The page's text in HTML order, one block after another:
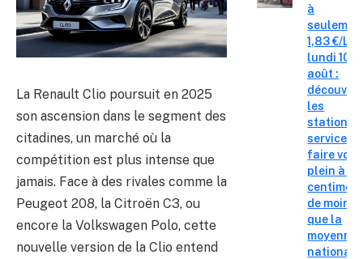
La Renault Clio poursuit en 2025
son ascension dans le segment des
citadines, un marché où la
compétition est plus intense que
jamais. Face à des rivales comme la
Peugeot 208, la Citroën C3, ou
encore la Volkswagen Polo, cette
nouvelle version de la Clio entend
à
1,83 €/L
lundi 10
août :
les
stations-
service où
faire
plein à 14
centimes
de moins
que la
moyenne
nationale